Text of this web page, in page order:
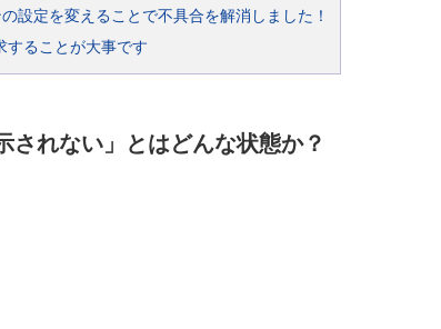
設定を変えることで不具合を解消しました！
することが大事です
されない」とはどんな状態か？